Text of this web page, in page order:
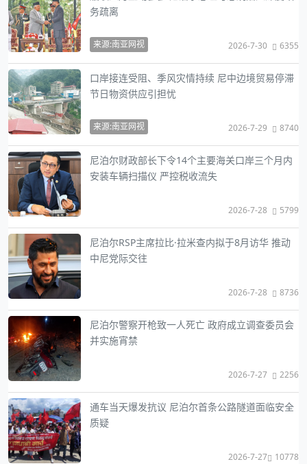
务疏离
来源:南亚网视 2026-7-30 6355
口岸接连受阻、季风灾情持续 尼中边境贸易停滞
节日物资供应引担忧
来源:南亚网视 2026-7-29 8740
尼泊尔财政部长下令14个主要海关口岸三个月内
安装车辆扫描仪 严控税收流失
2026-7-28 5799
尼泊尔RSP主席拉比·拉米查内拟于8月访华 推动
中尼党际交往
2026-7-28 8736
尼泊尔警察开枪致一人死亡 政府成立调查委员会
并实施宵禁
2026-7-27 2256
通车当天爆发抗议 尼泊尔首条公路隧道面临安全
质疑
2026-7-27 10778